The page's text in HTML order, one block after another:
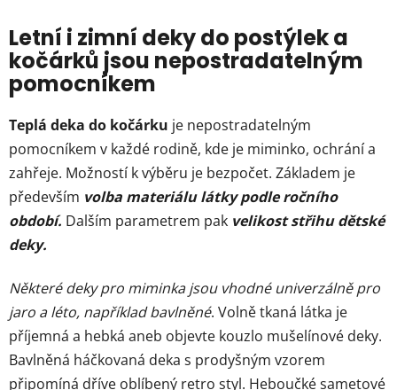
c
í
v
k
y
v
ý
p
n
í
Letní i zimní deky do postýlek a
kočárků jsou nepostradatelným
pomocníkem
Teplá deka do kočárku je nepostradatelným
pomocníkem v každé rodině, kde je miminko, ochrání a
zahřeje. Možností k výběru je bezpočet. Základem je
především volba materiálu látky podle ročního
období. Dalším parametrem pak velikost střihu dětské
deky.
Některé deky pro miminka jsou vhodné univerzálně pro
jaro a léto, například bavlněné. Volně tkaná látka je
příjemná a hebká aneb objevte kouzlo mušelínové deky.
Bavlněná háčkovaná deka s prodyšným vzorem
připomíná dříve oblíbený retro styl. Heboučké sametové